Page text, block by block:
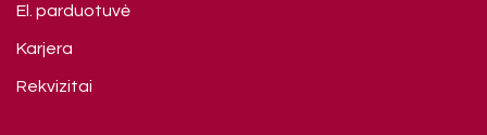
El. parduotuvė
Karjera
Rekvizitai